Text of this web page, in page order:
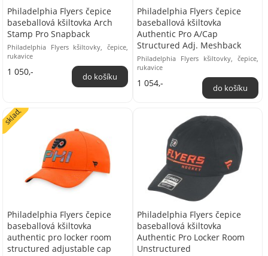
Philadelphia Flyers čepice
baseballová kšiltovka Arch
Stamp Pro Snapback
Philadelphia Flyers kšiltovky, čepice,
rukavice
1 050,-
Philadelphia Flyers čepice
baseballová kšiltovka
Authentic Pro A/Cap
Structured Adj. Meshback
Philadelphia Flyers kšiltovky, čepice,
rukavice
1 054,-
Philadelphia Flyers čepice
baseballová kšiltovka
authentic pro locker room
structured adjustable cap
sklad.
Philadelphia Flyers čepice
baseballová kšiltovka
Authentic Pro Locker Room
Unstructured